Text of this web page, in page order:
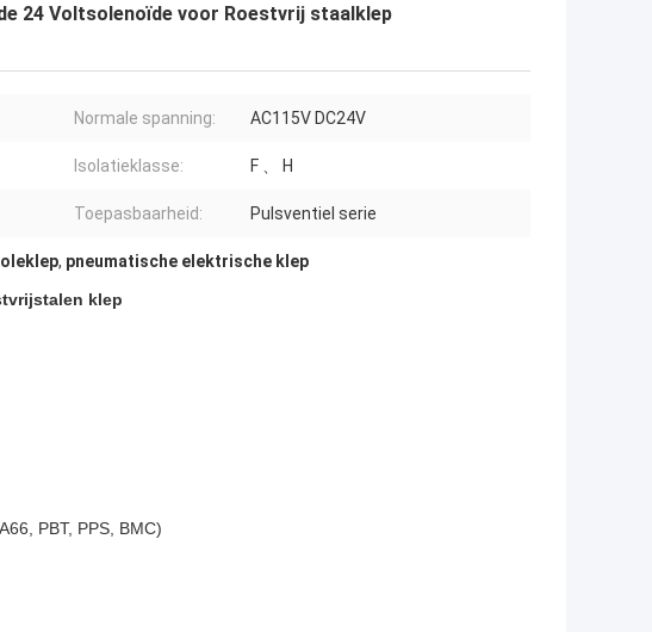
24 Voltsolenoïde voor Roestvrij staalklep
Normale spanning: AC115V DC24V
Isolatieklasse: F 、 H
Toepasbaarheid: Pulsventiel serie
, pneumatische elektrische klep
klep
PBT, PPS, BMC)